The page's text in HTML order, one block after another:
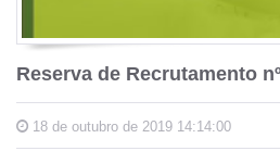
Reserva de Recrutamento
18 de outubro de 2019 14:14:00